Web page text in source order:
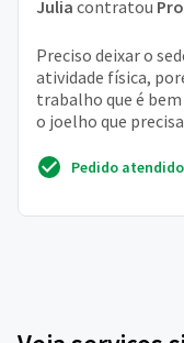
Julia contratou
Preciso deixar o
atividade física,
trabalho que é
o joelho que
Pedido atendido